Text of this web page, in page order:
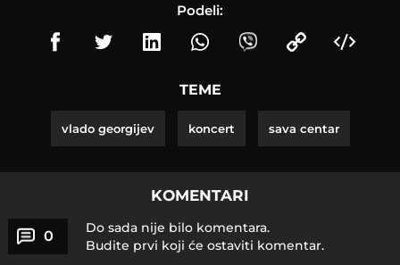
Podeli:
TEME
vlado georgijev koncert sava centar
KOMENTARI
0
Do sada nije bilo komentara.
Budite prvi koji će ostaviti komentar.